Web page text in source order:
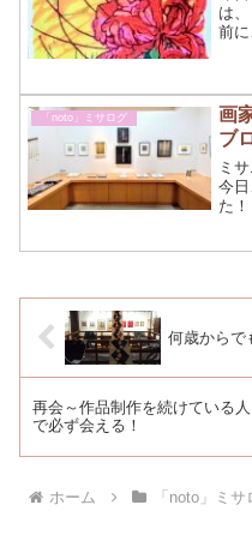
は
前
ぎ
で
に
「noto」ミサログ
画
ブ
ミ
今
た
い
も
何歳からで
再会～作品制作を続けている
で必ず会える！
ホーム 「noto」ミサ